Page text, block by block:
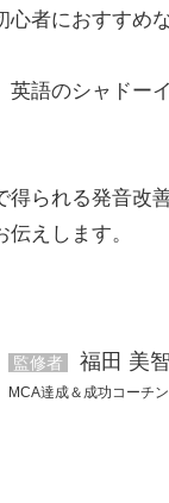
者におすすめな
英語のシャドー
得られる発音改
伝えします。
監修者 福田 美
MCA達成＆成功コーチ